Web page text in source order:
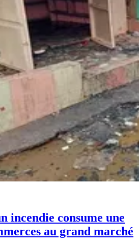
incendie consume une
au grand marché